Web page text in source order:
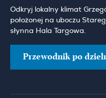
Odkryj lokalny klimat
położonej na uboczu
słynna Hala Targowa.
Przewodnik po